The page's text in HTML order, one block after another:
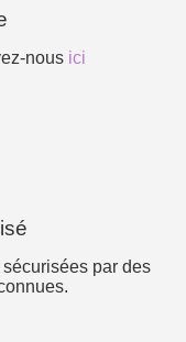
nous ici
par des